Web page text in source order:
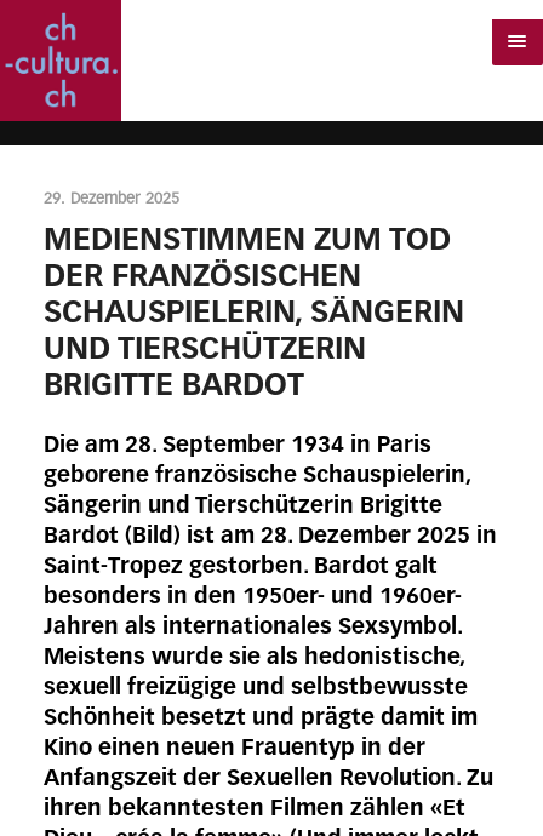
29. Dezember 2025
MEDIENSTIMMEN ZUM TOD
DER FRANZÖSISCHEN
SCHAUSPIELERIN, SÄNGERIN
UND TIERSCHÜTZERIN
BRIGITTE BARDOT
Die am 28. September 1934 in Paris
geborene französische Schauspielerin,
Sängerin und Tierschützerin Brigitte
Bardot (Bild) ist am 28. Dezember 2025 in
Saint-Tropez gestorben. Bardot galt
besonders in den 1950er- und 1960er-
Jahren als internationales Sexsymbol.
Meistens wurde sie als hedonistische,
sexuell freizügige und selbstbewusste
Schönheit besetzt und prägte damit im
Kino einen neuen Frauentyp in der
Anfangszeit der Sexuellen Revolution. Zu
ihren bekanntesten Filmen zählen «Et